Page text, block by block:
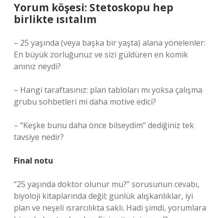
Yorum köşesi: Stetoskopu hep
birlikte ısıtalım
– 25 yaşında (veya başka bir yaşta) alana yönelenler:
En büyük zorluğunuz ve sizi güldüren en komik
anınız neydi?
– Hangi taraftasınız: plan tabloları mı yoksa çalışma
grubu sohbetleri mi daha motive edici?
– “Keşke bunu daha önce bilseydim” dediğiniz tek
tavsiye nedir?
Final notu
“25 yaşında doktor olunur mu?” sorusunun cevabı,
biyoloji kitaplarında değil; günlük alışkanlıklar, iyi
plan ve neşeli ısrarcılıkta saklı. Hadi şimdi, yorumlara